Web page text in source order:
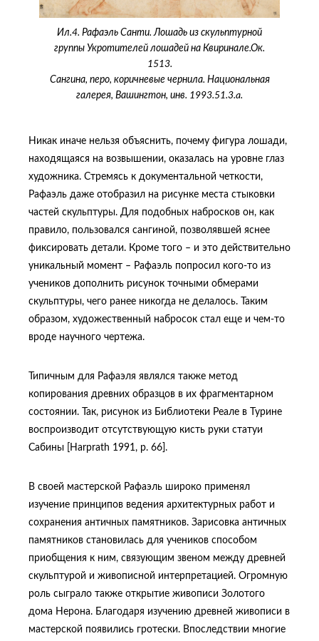
Ил.4. Рафаэль Санти. Лошадь из скульптурной
группы Укротителей лошадей на Квиринале.Ок.
1513.
Сангина, перо, коричневые чернила. Национальная
галерея, Вашингтон, инв. 1993.51.3.a.
Никак иначе нельзя объяснить, почему фигура лошади,
находящаяся на возвышении, оказалась на уровне глаз
художника. Стремясь к документальной четкости,
Рафаэль даже отобразил на рисунке места стыковки
частей скульптуры. Для подобных набросков он, как
правило, пользовался сангиной, позволявшей яснее
фиксировать детали. Кроме того – и это действительно
уникальный момент – Рафаэль попросил кого-то из
учеников дополнить рисунок точными обмерами
скульптуры, чего ранее никогда не делалось. Таким
образом, художественный набросок стал еще и чем-то
вроде научного чертежа.
Типичным для Рафаэля являлся также метод
копирования древних образцов в их фрагментарном
состоянии. Так, рисунок из Библиотеки Реале в Турине
воспроизводит отсутствующую кисть руки статуи
Сабины [Harprath 1991, p. 66].
В своей мастерской Рафаэль широко применял
изучение принципов ведения архитектурных работ и
сохранения античных памятников. Зарисовка античных
памятников становилась для учеников способом
приобщения к ним, связующим звеном между древней
скульптурой и живописной интерпретацией. Огромную
роль сыграло также открытие живописи Золотого
дома Нерона. Благодаря изучению древней живописи в
мастерской появились гротески. Впоследствии многие